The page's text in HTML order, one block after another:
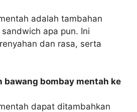
adalah tambahan
apa pun. Ini
dan rasa, serta
bawang bombay mentah ke
dapat ditambahkan